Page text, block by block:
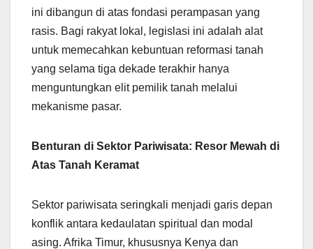
ini dibangun di atas fondasi perampasan yang
rasis. Bagi rakyat lokal, legislasi ini adalah alat
untuk memecahkan kebuntuan reformasi tanah
yang selama tiga dekade terakhir hanya
menguntungkan elit pemilik tanah melalui
mekanisme pasar.
Benturan di Sektor Pariwisata: Resor Mewah di
Atas Tanah Keramat
Sektor pariwisata seringkali menjadi garis depan
konflik antara kedaulatan spiritual dan modal
asing. Afrika Timur, khususnya Kenya dan